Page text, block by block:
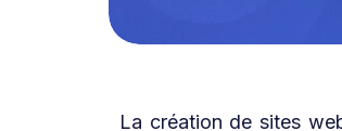
La création de sites